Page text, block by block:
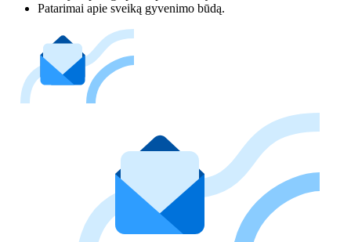
Patarimai apie sveiką gyvenimo būdą.